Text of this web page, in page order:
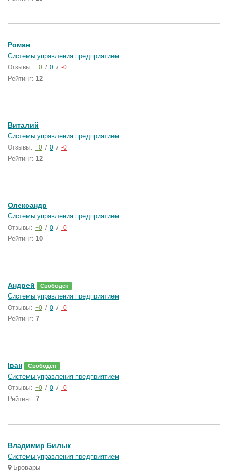
Роман
Системы управления предприятием
Отзывы: +0 / 0 / -0
Рейтинг: 12
Виталий
Системы управления предприятием
Отзывы: +0 / 0 / -0
Рейтинг: 12
Олександр
Системы управления предприятием
Отзывы: +0 / 0 / -0
Рейтинг: 10
Андрей Свободен
Системы управления предприятием
Отзывы: +0 / 0 / -0
Рейтинг: 7
Іван Свободен
Системы управления предприятием
Отзывы: +0 / 0 / -0
Рейтинг: 7
Владимир Билык
Системы управления предприятием
Бровары